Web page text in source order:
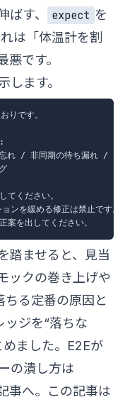
ばす、 expect を
は「体温計を割
です。
します。
りです。
れ / 非同期の待ち漏れ /
てください。
ンを緩める修正は禁止です。
踏ませると、見当
ックの巻き上げや
る定番の原因と
ジを“落ちな
ました。E2Eが
の潰し方は
事へ。この記事は